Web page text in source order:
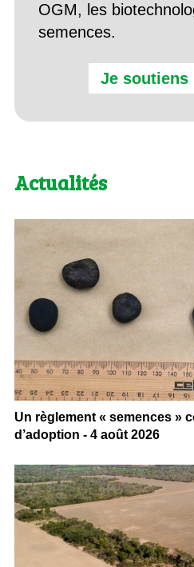
OGM, les
semences.
Je soutiens
Actualités
Un règlement « semences »
d’adoption - 4 août 2026